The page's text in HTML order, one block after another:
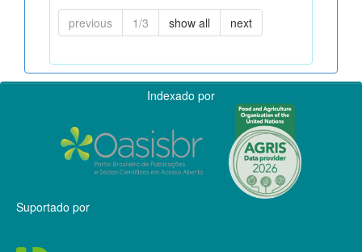
previous 1/3 show all next
Indexado por
Suportado por